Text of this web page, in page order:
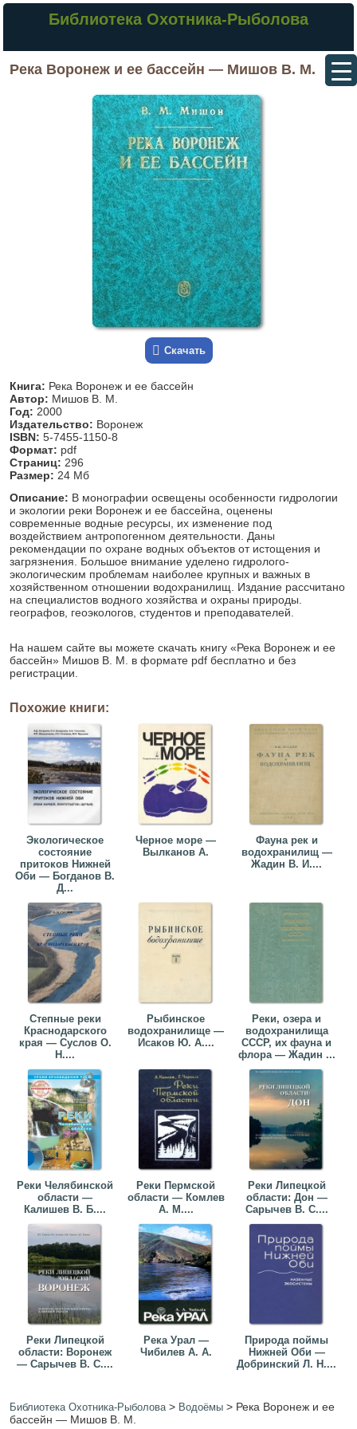
Библиотека Охотника-Рыболова
Река Воронеж и ее бассейн — Мишов В. М.
Скачать
Книга: Река Воронеж и ее бассейн
Автор: Мишов В. М.
Год: 2000
Издательство: Воронеж
ISBN: 5-7455-1150-8
Формат: pdf
Страниц: 296
Размер: 24 Мб
Описание: В монографии освещены особенности гидрологии
и экологии реки Воронеж и ее бассейна, оценены
современные водные ресурсы, их изменение под
воздействием антропогенном деятельности. Даны
рекомендации по охране водных объектов от истощения и
загрязнения. Большое внимание уделено гидролого-
экологическим проблемам наиболее крупных и важных в
хозяйственном отношении водохранилищ. Издание рассчитано
на специалистов водного хозяйства и охраны природы.
географов, геоэкологов, студентов и преподавателей.
На нашем сайте вы можете скачать книгу «Река Воронеж и ее
бассейн» Мишов В. М. в формате pdf бесплатно и без
регистрации.
Похожие книги:
Экологическое
состояние
притоков Нижней
Оби — Богданов В.
Д...
Черное море —
Вылканов А.
Фауна рек и
водохранилищ —
Жадин В. И....
Степные реки
Краснодарского
края — Суслов О.
Н....
Рыбинское
водохранилище —
Исаков Ю. А....
Реки, озера и
водохранилища
СССР, их фауна и
флора — Жадин ...
Реки Челябинской
области —
Калишев В. Б....
Реки Пермской
области — Комлев
А. М....
Реки Липецкой
области: Дон —
Сарычев В. С....
Реки Липецкой
области: Воронеж
— Сарычев В. С....
Река Урал —
Чибилев А. А.
Природа поймы
Нижней Оби —
Добринский Л. Н....
Библиотека Охотника-Рыболова> Водоёмы > Река Воронеж и ее
бассейн — Мишов В. М.